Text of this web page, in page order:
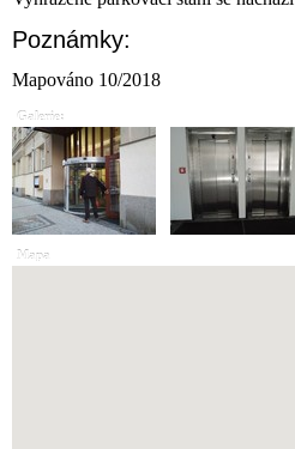
Poznámky:
Mapováno 10/2018
Galerie:
Mapa